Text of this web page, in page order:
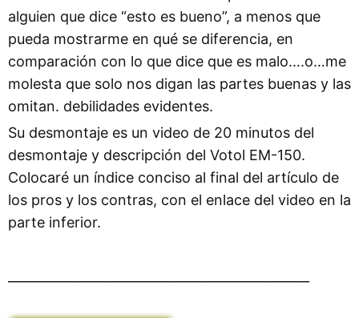
alguien que dice “esto es bueno”, a menos que
pueda mostrarme en qué se diferencia, en
comparación con lo que dice que es malo….o…me
molesta que solo nos digan las partes buenas y las
omitan. debilidades evidentes.
Su desmontaje es un video de 20 minutos del
desmontaje y descripción del Votol EM-150.
Colocaré un índice conciso al final del artículo de
los pros y los contras, con el enlace del video en la
parte inferior.